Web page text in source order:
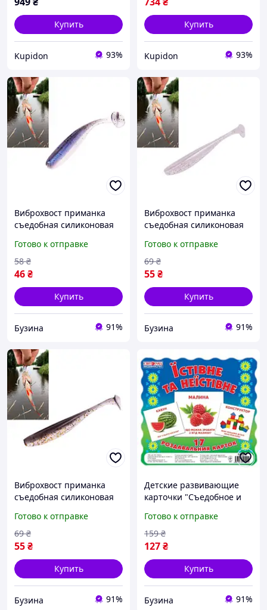
Купить
Kupidon 93%
Купить
Kupidon 93%
Виброхвост приманка
съедобная силиконовая
Amlucas buzyna
Готово к отправке
46₴
58 ₴
Купить
Бузина 91%
Виброхвост приманка
съедобная силиконовая
Amlucas buzyna
Готово к отправке
55₴
69 ₴
Купить
Бузина 91%
Виброхвост приманка
съедобная силиконовая
Amlucas buzyna
Готово к отправке
55₴
69 ₴
Купить
Бузина 91%
Детские развивающие
карточки "Съедобное и
на укр. языке buzyna
Готово к отправке
127₴
159 ₴
Купить
Бузина 91%